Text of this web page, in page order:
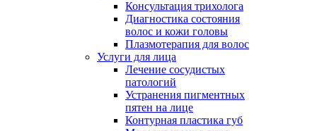
Консультация трихолога
Диагностика состояния
волос и кожи головы
Плазмотерапия для волос
Услуги для лица
Лечение сосудистых
патологий
Устранения пигментных
пятен на лице
Контурная пластика губ